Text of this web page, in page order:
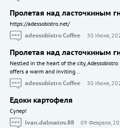
Пролетая над ласточкиным
https://adessobistro.net/
adessobistro Coffee
30 Июня,
Пролетая над ласточкиным
Nestled in the heart of the city,
offers a warm and inviting...
adessobistro Coffee
30 Июня,
Едоки картофеля
Cупер!
ivan.dalmatov.88
09 Февраля,